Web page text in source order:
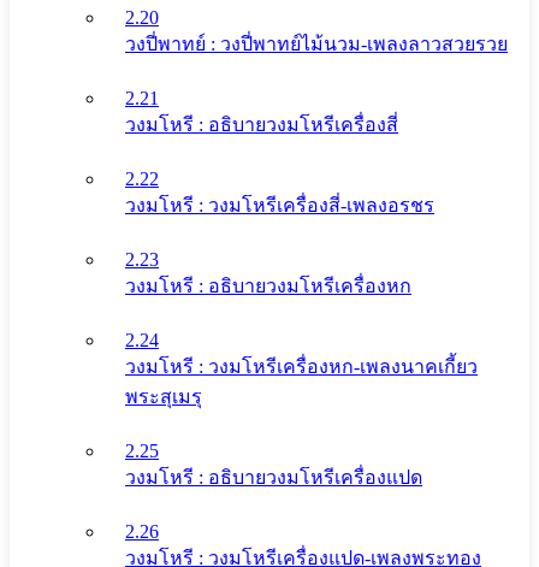
2.20
วงปี่พาทย์ : วงปี่พาทย์ไม้นวม-เพลงลาวสวยรวย
2.21
วงมโหรี : อธิบายวงมโหรีเครื่องสี่
2.22
วงมโหรี : วงมโหรีเครื่องสี่-เพลงอรชร
2.23
วงมโหรี : อธิบายวงมโหรีเครื่องหก
2.24
วงมโหรี : วงมโหรีเครื่องหก-เพลงนาคเกี้ยว
พระสุเมรุ
2.25
วงมโหรี : อธิบายวงมโหรีเครื่องแปด
2.26
วงมโหรี : วงมโหรีเครื่องแปด-เพลงพระทอง